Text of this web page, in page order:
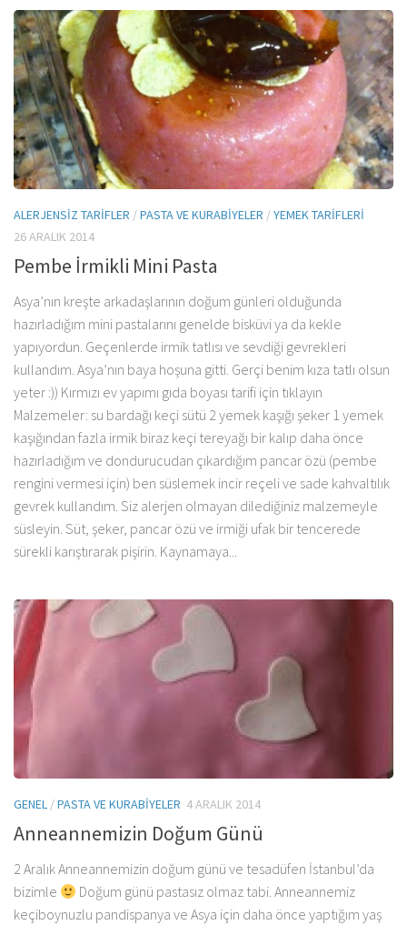
ALERJENSIZ TARIFLER /PASTA VE KURABIYELER /YEMEK TARIFLERI
26 ARALIK 2014
Pembe İrmikli Mini Pasta
Asya’nın kreşte arkadaşlarının doğum günleri olduğunda
hazırladığım mini pastalarını genelde bisküvi ya da kekle
yapıyordun. Geçenlerde irmik tatlısı ve sevdiği gevrekleri
kullandım. Asya’nın baya hoşuna gitti. Gerçi benim kıza tatlı olsun
yeter :)) Kırmızı ev yapımı gıda boyası tarifi için tıklayın
Malzemeler: su bardağı keçi sütü 2 yemek kaşığı şeker 1 yemek
kaşığından fazla irmik biraz keçi tereyağı bir kalıp daha önce
hazırladığım ve dondurucudan çıkardığım pancar özü (pembe
rengini vermesi için) ben süslemek incir reçeli ve sade kahvaltılık
gevrek kullandım. Siz alerjen olmayan dilediğiniz malzemeyle
süsleyin. Süt, şeker, pancar özü ve irmiği ufak bir tencerede
sürekli karıştırarak pişirin. Kaynamaya...
GENEL /PASTA VE KURABIYELER 4 ARALIK 2014
Anneannemizin Doğum Günü
2 Aralık Anneannemizin doğum günü ve tesadüfen İstanbul’da
bizimle
Doğum günü pastasız olmaz tabi. Anneannemiz
keçiboynuzlu pandispanya ve Asya için daha önce yaptığım yaş